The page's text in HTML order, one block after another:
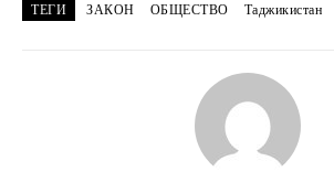
ТЕГИ ЗАКОН ОБЩЕСТВО Таджикистан